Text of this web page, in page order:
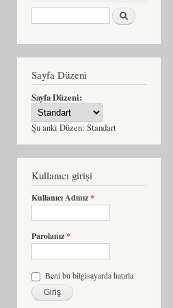
Ara
Sayfa Düzeni
Sayfa Düzeni:
Şu anki Düzen: Standart
Kullanıcı girişi
Kullanıcı Adınız*
Parolanız*
Beni bu bilgisayarda hatırla